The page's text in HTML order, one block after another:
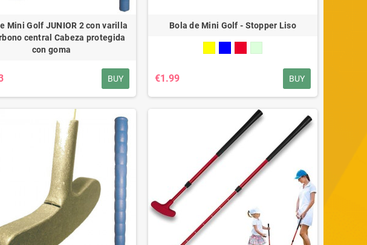
Mini Golf JUNIOR 2 con varilla
central Cabeza protegida
con goma
BUY
Bola de Mini Golf - Stopper Liso
€1.99 BUY